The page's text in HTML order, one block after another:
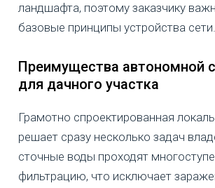
ландшафта, поэтому заказчику
базовые принципы устройства сети.
Преимущества автономной
для дачного участка
Грамотно спроектированная
решает сразу несколько задач
сточные воды проходят
фильтрацию, что исключает